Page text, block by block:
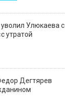
Улюкаева с
утратой
Дегтярев